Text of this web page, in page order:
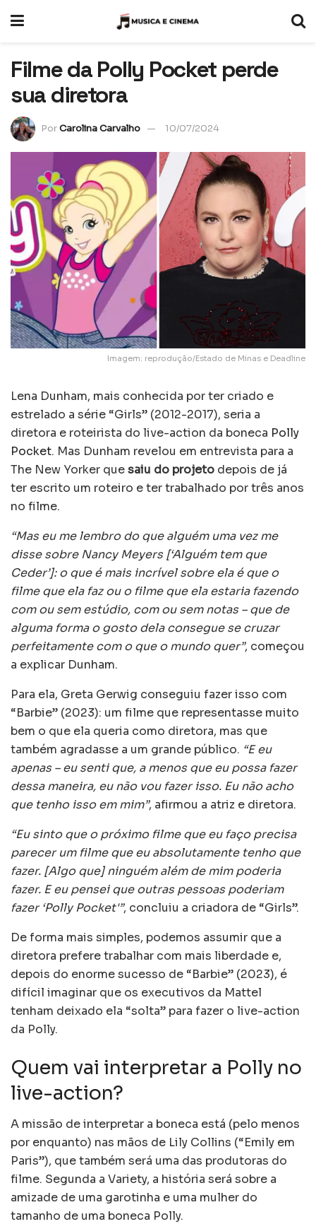
Filme da Polly Pocket perde
sua diretora
PorCarolina Carvalho 10/07/2024
Imagem: reprodução/Estado de Minas e Deadline
Lena Dunham, mais conhecida por ter criado e
estrelado a série “Girls” (2012-2017), seria a
diretora e roteirista do live-action da boneca Polly
Pocket. Mas Dunham revelou em entrevista para a
The New Yorker quesaiu do projeto depois de já
ter escrito um roteiro e ter trabalhado por três anos
no filme.
“Mas eu me lembro do que alguém uma vez me
disse sobre Nancy Meyers [‘Alguém tem que
Ceder’]: o que é mais incrível sobre ela é que o
filme que ela faz ou o filme que ela estaria fazendo
com ou sem estúdio, com ou sem notas – que de
alguma forma o gosto dela consegue se cruzar
perfeitamente com o que o mundo quer”, começou
a explicar Dunham.
Para ela, Greta Gerwig conseguiu fazer isso com
“Barbie” (2023): um filme que representasse muito
bem o que ela queria como diretora, mas que
também agradasse a um grande público. “E eu
apenas – eu senti que, a menos que eu possa fazer
dessa maneira, eu não vou fazer isso. Eu não acho
que tenho isso em mim”, afirmou a atriz e diretora.
“Eu sinto que o próximo filme que eu faço precisa
parecer um filme que eu absolutamente tenho que
fazer. [Algo que] ninguém além de mim poderia
fazer. E eu pensei que outras pessoas poderiam
fazer ‘Polly Pocket'”, concluiu a criadora de “Girls”.
De forma mais simples, podemos assumir que a
diretora prefere trabalhar com mais liberdade e,
depois do enorme sucesso de “Barbie” (2023), é
difícil imaginar que os executivos da Mattel
tenham deixado ela “solta” para fazer o live-action
da Polly.
Quem vai interpretar a Polly no
live-action?
A missão de interpretar a boneca está (pelo menos
por enquanto) nas mãos de Lily Collins (“Emily em
Paris”), que também será uma das produtoras do
filme. Segunda a Variety, a história será sobre a
amizade de uma garotinha e uma mulher do
tamanho de uma boneca Polly.